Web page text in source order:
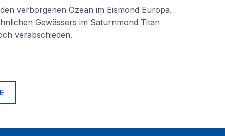
verborgenen Ozean im Eismond Europa.
Gewässers im Saturnmond Titan
verabschieden.